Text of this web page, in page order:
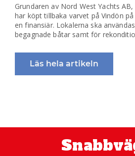
Grundaren av Nord West Yachts
har köpt tillbaka varvet på Vindön
en finansiär. Lokalerna ska
begagnade båtar samt för
Läs hela artikeln